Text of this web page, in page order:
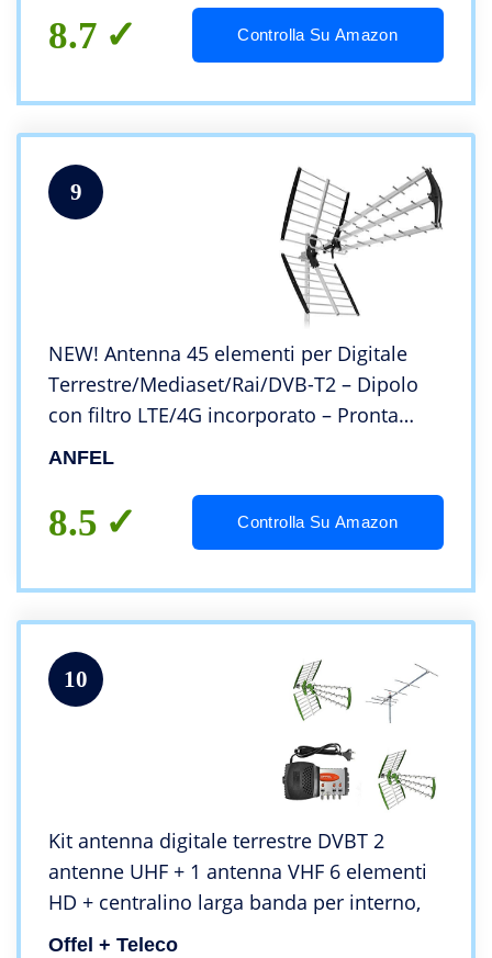
8.7 Controlla Su Amazon
9
NEW! Antenna 45 elementi per Digitale
Terrestre/Mediaset/Rai/DVB-T2 – Dipolo
con filtro LTE/4G incorporato – Pronta
all’uso in soli 5 secondi
ANFEL
8.5 Controlla Su Amazon
10
Kit antenna digitale terrestre DVBT 2
antenne UHF + 1 antenna VHF 6 elementi
HD + centralino larga banda per interno,
Offel + Teleco